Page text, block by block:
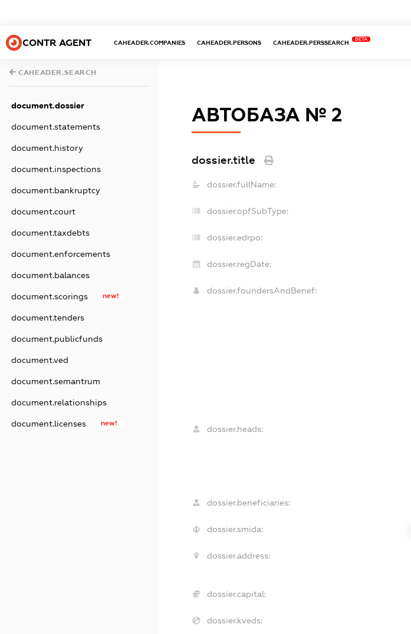
CONTR AGENT CAHEADER.COMPANIES CAHEADER.PERSONS CAHEADER.PERSSEARCH
BETA
CAHEADER.SEARCH
document.dossier
document.statements
document.history
document.inspections
document.bankruptcy
document.court
document.taxdebts
document.enforcements
document.balances
document.scorings new!
document.tenders
document.publicfunds
document.ved
document.semantrum
document.relationships
document.licenses new!
АВТОБАЗА № 2
dossier.title
dossier.fullName:
dossier.opfSubType:
dossier.edrpo:
dossier.regDate:
dossier.foundersAndBenef:
dossier.heads:
dossier.beneficiaries:
dossier.smida:
dossier.address:
dossier.capital:
dossier.kveds: